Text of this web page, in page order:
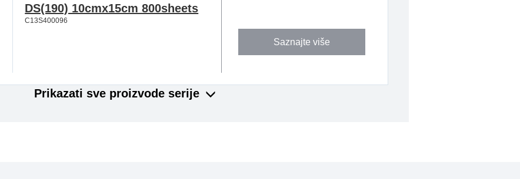
DS(190) 10cmx15cm 800sheets
C13S400096
Saznajte više
Prikazati sve proizvode serije